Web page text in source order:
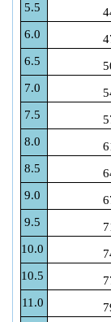
5.5
6.0
6.5
7.0
7.5
8.0
8.5
9.0
9.5
10.0
10.5
11.0